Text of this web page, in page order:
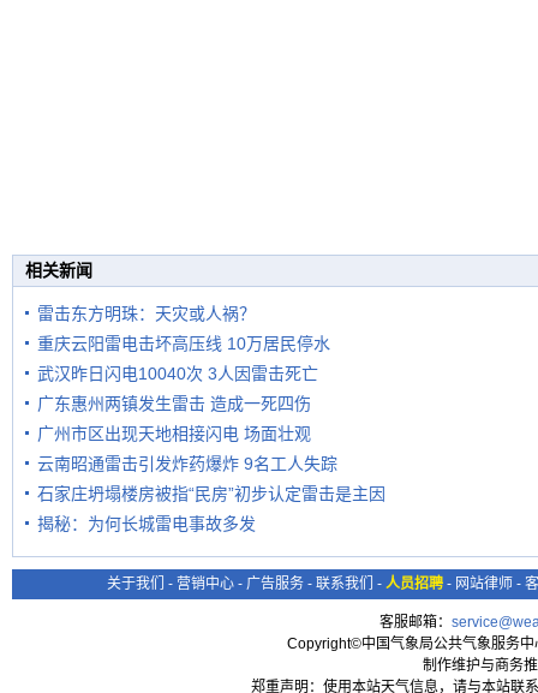
相关新闻
雷击东方明珠：天灾或人祸？
重庆云阳雷电击坏高压线 10万居民停水
武汉昨日闪电10040次 3人因雷击死亡
广东惠州两镇发生雷击 造成一死四伤
广州市区出现天地相接闪电 场面壮观
云南昭通雷击引发炸药爆炸 9名工人失踪
石家庄坍塌楼房被指“民房”初步认定雷击是主因
揭秘：为何长城雷电事故多发
关于我们 - 营销中心 - 广告服务 - 联系我们 - 人员招聘 - 网站律师 -
客服邮箱：
Copyright©中国气象局公共气象服务
制作维护与商务
郑重声明：使用本站天气信息，请与本站联